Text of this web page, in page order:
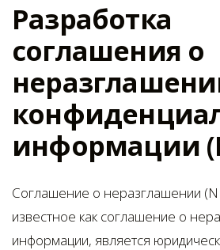
Разработка
соглашения о
информации
Соглашение о неразглашении
известное как соглашение о
информации, является